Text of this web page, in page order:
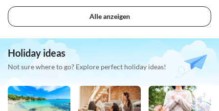
Alle anzeigen
Holiday ideas
Not sure where to go? Explore perfect holiday ideas!